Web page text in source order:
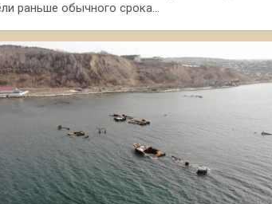
раньше обычного срока…